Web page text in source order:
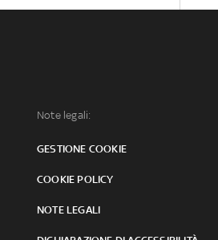
Note legali:
GESTIONE COOKIE
COOKIE POLICY
NOTE LEGALI